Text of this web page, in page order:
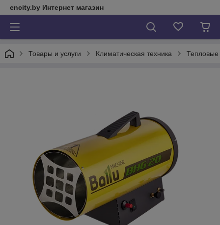
encity.by Интернет магазин
Товары и услуги Климатическая техника Тепловые